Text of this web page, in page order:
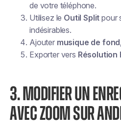
de votre téléphone.
Utilisez le Outil Split pour
indésirables.
Ajouter musique de
Exporter vers Résolution
3. MODIFIER UN
AVEC ZOOM SUR